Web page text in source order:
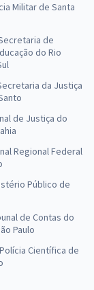
Militar de Santa
de
do Rio
da Justiça
de Justiça do
Regional Federal
Público de
de Contas do
Paulo
Científica de